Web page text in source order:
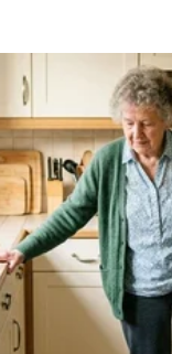
na bilheteria,